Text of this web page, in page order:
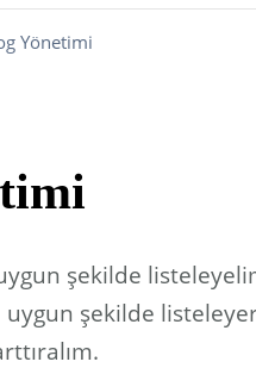
Yönetimi
şekilde
uygun şekilde